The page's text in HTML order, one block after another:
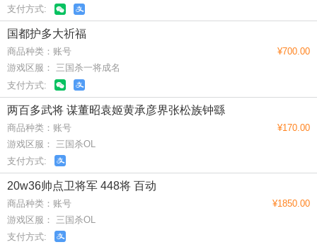
支付方式:
国都护多大祈福
商品种类：账号
游戏区服： 三国杀一将成名
支付方式:
¥700.00
两百多武将 谋董昭袁姬黄承彦界张松族钟繇
商品种类：账号
游戏区服： 三国杀OL
支付方式:
¥170.00
20w36帅点卫将军 448将 百动
商品种类：账号
游戏区服： 三国杀OL
支付方式:
¥1850.00